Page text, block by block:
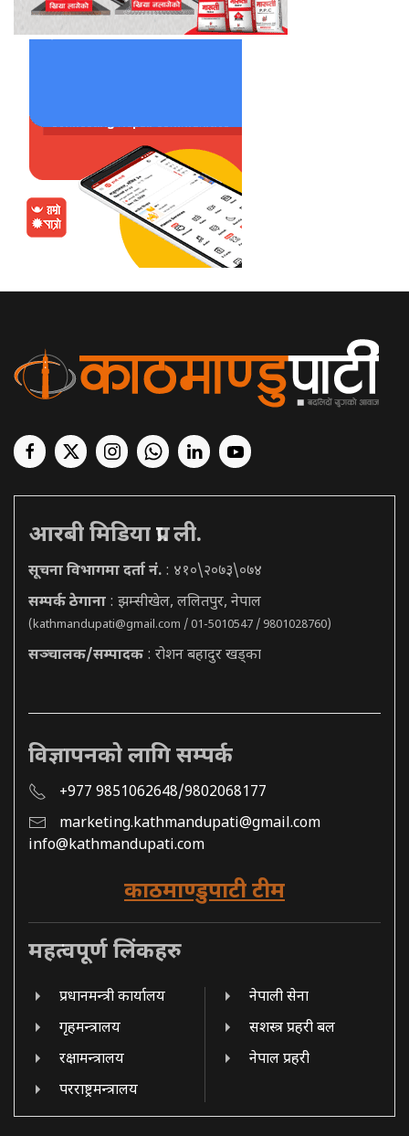
आरबी मिडिया प्रा. ली.
सूचना विभागमा दर्ता नं. : ४१०\२०७३\०७४
सम्पर्क ठेगाना : झम्सीखेल, ललितपुर, नेपाल
(kathmandupati@gmail.com / 01-5010547 / 9801028760)
सञ्चालक/सम्पादक : रोशन बहादुर खड्का
विज्ञापनको लागि सम्पर्क
+977 9851062648/9802068177
marketing.kathmandupati@gmail.com
info@kathmandupati.com
काठमाण्डुपाटी टीम
महत्वपूर्ण लिंकहरु
प्रधानमन्त्री कार्यालय
गृहमन्त्रालय
रक्षामन्त्रालय
परराष्ट्रमन्त्रालय
नेपाली सेना
सशस्त्र प्रहरी बल
नेपाल प्रहरी